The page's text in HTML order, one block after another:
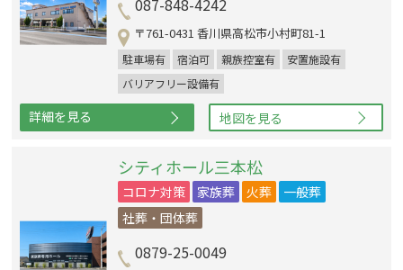
087-848-4242
〒761-0431 香川県高松市小村町81-1
駐車場有 宿泊可 親族控室有
安置施設有
バリアフリー設備有
詳細を見る 地図を見る
シティホール三本松
コロナ対策 家族葬 火葬
一般葬
社葬・団体葬
0879-25-0049